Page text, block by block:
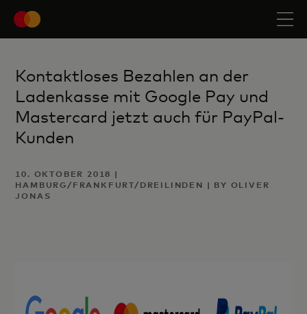
Kontaktloses Bezahlen an der
Ladenkasse mit Google Pay und
Mastercard jetzt auch für PayPal-
Kunden
10. OKTOBER 2018 |
HAMBURG/FRANKFURT/DREILINDEN | BY OLIVER
JONAS